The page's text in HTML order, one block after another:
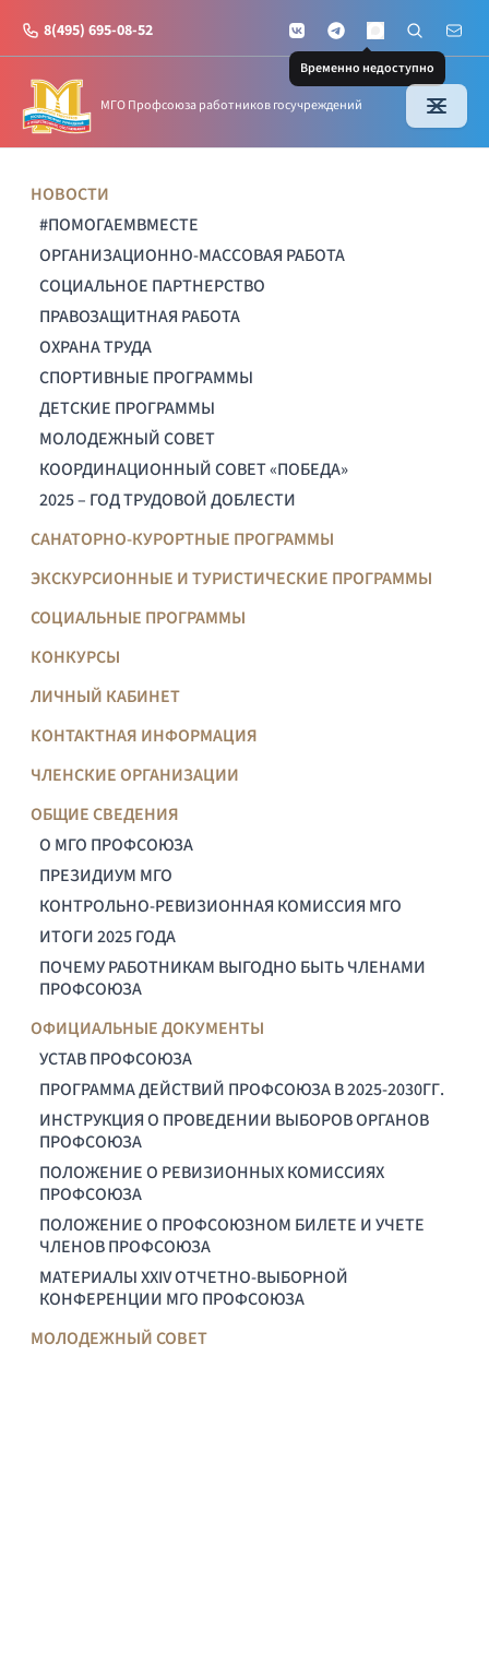
8(495) 695-08-52 VKontakteTelegramMAX
Временно недоступно
Поиск по
Почта
МГО Профсоюза работников госучреждений
НОВОСТИ
#ПОМОГАЕМВМЕСТЕ
ОРГАНИЗАЦИОННО-МАССОВАЯ РАБОТА
СОЦИАЛЬНОЕ ПАРТНЕРСТВО
ПРАВОЗАЩИТНАЯ РАБОТА
ОХРАНА ТРУДА
СПОРТИВНЫЕ ПРОГРАММЫ
ДЕТСКИЕ ПРОГРАММЫ
МОЛОДЕЖНЫЙ СОВЕТ
КООРДИНАЦИОННЫЙ СОВЕТ «ПОБЕДА»
2025 – ГОД ТРУДОВОЙ ДОБЛЕСТИ
САНАТОРНО-КУРОРТНЫЕ ПРОГРАММЫ
ЭКСКУРСИОННЫЕ И ТУРИСТИЧЕСКИЕ ПРОГРАММЫ
СОЦИАЛЬНЫЕ ПРОГРАММЫ
КОНКУРСЫ
ЛИЧНЫЙ КАБИНЕТ
КОНТАКТНАЯ ИНФОРМАЦИЯ
ЧЛЕНСКИЕ ОРГАНИЗАЦИИ
ОБЩИЕ СВЕДЕНИЯ
О МГО ПРОФСОЮЗА
ПРЕЗИДИУМ МГО
КОНТРОЛЬНО-РЕВИЗИОННАЯ КОМИССИЯ МГО
ИТОГИ 2025 ГОДА
ПОЧЕМУ РАБОТНИКАМ ВЫГОДНО БЫТЬ ЧЛЕНАМИ
ПРОФСОЮЗА
ОФИЦИАЛЬНЫЕ ДОКУМЕНТЫ
УСТАВ ПРОФСОЮЗА
ПРОГРАММА ДЕЙСТВИЙ ПРОФСОЮЗА В 2025-2030ГГ.
ИНСТРУКЦИЯ О ПРОВЕДЕНИИ ВЫБОРОВ ОРГАНОВ
ПРОФСОЮЗА
ПОЛОЖЕНИЕ О РЕВИЗИОННЫХ КОМИССИЯХ
ПРОФСОЮЗА
ПОЛОЖЕНИЕ О ПРОФСОЮЗНОМ БИЛЕТЕ И УЧЕТЕ
ЧЛЕНОВ ПРОФСОЮЗА
МАТЕРИАЛЫ XXIV ОТЧЕТНО-ВЫБОРНОЙ
КОНФЕРЕНЦИИ МГО ПРОФСОЮЗА
МОЛОДЕЖНЫЙ СОВЕТ